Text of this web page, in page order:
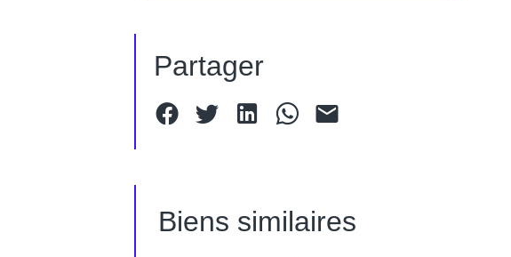
Partager
Biens similaires